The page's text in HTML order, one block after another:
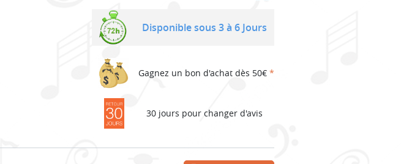
Disponible sous 3 à 6 Jours
Gagnez un bon d'achat dès 50€ *
30 jours pour changer d'avis